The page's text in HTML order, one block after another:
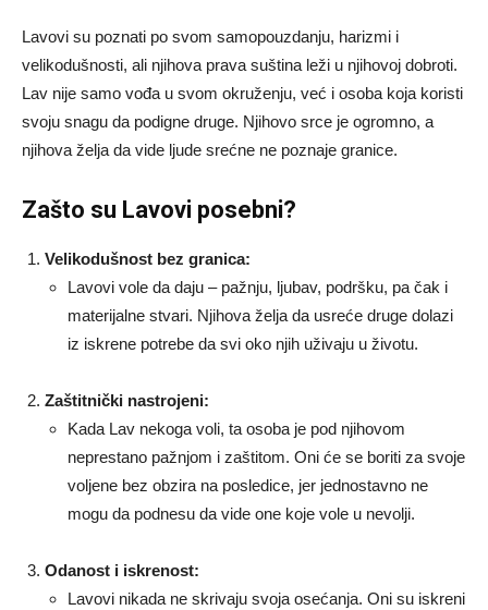
Lavovi su poznati po svom samopouzdanju, harizmi i
velikodušnosti, ali njihova prava suština leži u njihovoj dobroti.
Lav nije samo vođa u svom okruženju, već i osoba koja koristi
svoju snagu da podigne druge. Njihovo srce je ogromno, a
njihova želja da vide ljude srećne ne poznaje granice.
Zašto su Lavovi posebni?
Velikodušnost bez granica:
Lavovi vole da daju – pažnju, ljubav, podršku, pa čak i
materijalne stvari. Njihova želja da usreće druge dolazi
iz iskrene potrebe da svi oko njih uživaju u životu.
Zaštitnički nastrojeni:
Kada Lav nekoga voli, ta osoba je pod njihovom
neprestano pažnjom i zaštitom. Oni će se boriti za svoje
voljene bez obzira na posledice, jer jednostavno ne
mogu da podnesu da vide one koje vole u nevolji.
Odanost i iskrenost:
Lavovi nikada ne skrivaju svoja osećanja. Oni su iskreni